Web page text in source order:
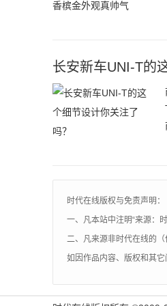
长安新车UNI-T的
时代在线版权与免责声明：
一、凡本站中注明“来源：
二、凡来源非时代在线的
如因作品内容、版权和其